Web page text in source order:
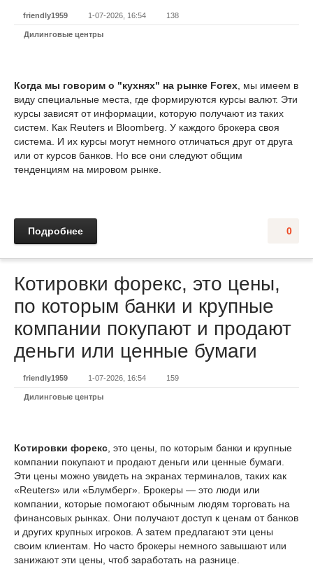
friendly1959 1-07-2026, 16:54 138
Дилинговые центры
Когда мы говорим о "кухнях" на рынке Forex , мы имеем в
виду специальные места, где формируются курсы валют. Эти
курсы зависят от информации, которую получают из таких
систем. Как Reuters и Bloomberg. У каждого брокера своя
система. И их курсы могут немного отличаться друг от друга
или от курсов банков. Но все они следуют общим
тенденциям на мировом рынке.
0
Подробнее
Котировки форекс, это цены,
по которым банки и крупные
компании покупают и продают
деньги или ценные бумаги
friendly1959 1-07-2026, 16:54 159
Дилинговые центры
Котировки форекс , это цены, по которым банки и крупные
компании покупают и продают деньги или ценные бумаги.
Эти цены можно увидеть на экранах терминалов, таких как
«Reuters» или «Блумберг». Брокеры — это люди или
компании, которые помогают обычным людям торговать на
финансовых рынках. Они получают доступ к ценам от банков
и других крупных игроков. А затем предлагают эти цены
своим клиентам. Но часто брокеры немного завышают или
занижают эти цены, чтоб заработать на разнице.